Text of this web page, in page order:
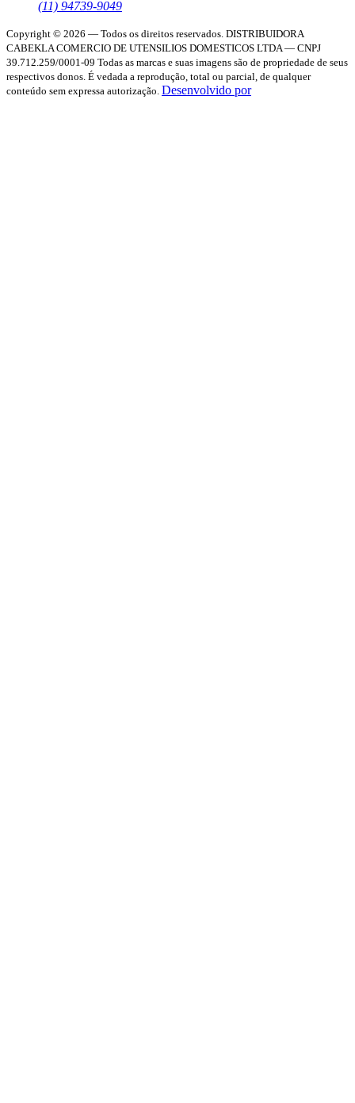
(11) 94739-9049
Copyright © 2026 — Todos os direitos reservados. DISTRIBUIDORA
CABEKLA COMERCIO DE UTENSILIOS DOMESTICOS LTDA — CNPJ
39.712.259/0001-09 Todas as marcas e suas imagens são de propriedade de seus
respectivos donos. É vedada a reprodução, total ou parcial, de qualquer
conteúdo sem expressa autorização. Desenvolvido por